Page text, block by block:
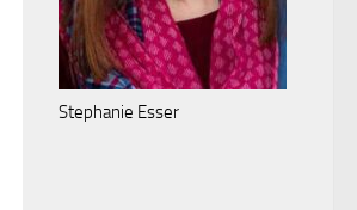
Stephanie Esser